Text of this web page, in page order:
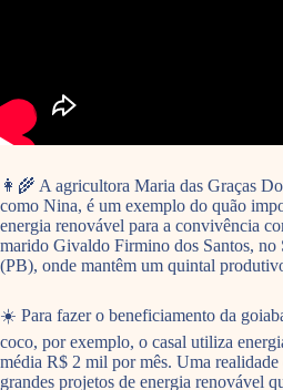
👩🌾 A agricultora Maria das Graças
como Nina, é um exemplo do quão
energia renovável para a convivência
marido Givaldo Firmino dos Santos, no
(PB), onde mantêm um quintal
☀️ Para fazer o beneficiamento da
coco, por exemplo, o casal utiliza
média R$ 2 mil por mês. Uma
grandes projetos de energia renovável